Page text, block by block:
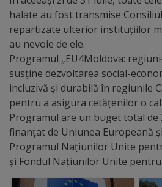
Ungheniul
turistic
Obiective
turistice
Sculpturi
(harta
sculpturilor)
halate au fost transmise
repartizate ulterior instituțiilor
au nevoie de ele.
Programul „EU4Moldova:
susține dezvoltarea social-
incluzivă și durabilă în regiunile
pentru a asigura cetățenilor o
Programul are un buget total de
finanțat de Uniunea Europeană
Programul Națiunilor Unite
și Fondul Națiunilor Unite pentru